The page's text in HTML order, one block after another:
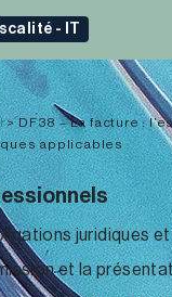
- IT
>DF38 – La facture :
applicables
juridiques
et la